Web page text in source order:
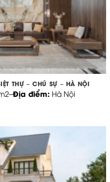
THỰ – CHÚ SỰ – HÀ NỘI
–Địa điểm: Hà Nội